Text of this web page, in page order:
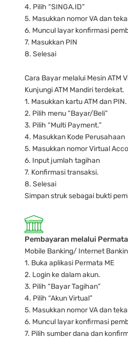
4. Pilih “SINGA.ID”
5. Masukkan nomor VA dan
6. Muncul layar konfirmasi
7. Masukkan PIN
8. Selesai
Cara Bayar melalui Mesin ATM
Kunjungi ATM Mandiri terdekat.
1. Masukkan kartu ATM dan PIN.
2. Pilih menu “Bayar/Beli”
3. Pilih “Multi Payment.”
4. Masukkan Kode Perusahaan
5. Masukkan nomor Virtual
6. Input jumlah tagihan
7. Konfirmasi transaksi.
8. Selesai
Simpan struk sebagai bukti
Pembayaran melalui
Mobile Banking/ Internet
1. Buka aplikasi Permata ME
2. Login ke dalam akun.
3. Pilih “Bayar Tagihan”
4. Pilih “Akun Virtual”
5. Masukkan nomor VA dan
6. Muncul layar konfirmasi
7. Pilih sumber dana dan